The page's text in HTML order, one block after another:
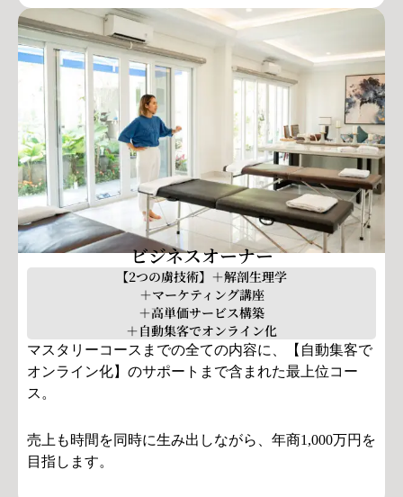
ビジネスオーナー
【2つの虜技術】＋解剖生理学
＋マーケティング講座
＋高単価サービス構築
＋自動集客でオンライン化
マスタリーコースまでの全ての内容に、【自動集客で
オンライン化】のサポートまで含まれた最上位コー
ス。
売上も時間を同時に生み出しながら、年商1,000万円を
目指します。